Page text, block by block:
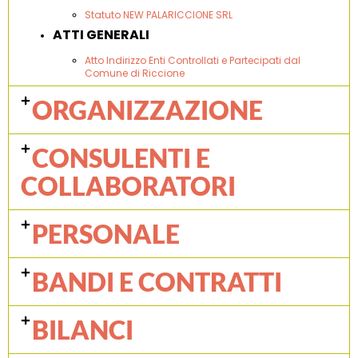
Statuto NEW PALARICCIONE SRL
ATTI GENERALI
Atto Indirizzo Enti Controllati e Partecipati dal
Comune di Riccione
ORGANIZZAZIONE
CONSULENTI E
COLLABORATORI
PERSONALE
BANDI E CONTRATTI
BILANCI